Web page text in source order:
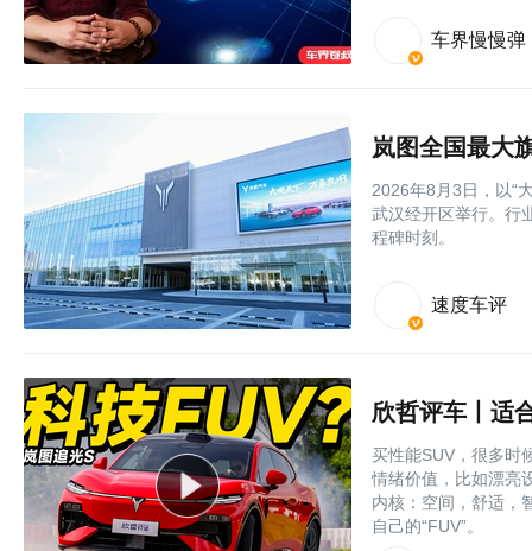
车界慢慢弹
岚图全国最大
2026年8月3日，以“
武汉经开区举行。行
程碑时刻。
速度车评
欣哲评车丨适
买性能SUV，很多时
情绪价值，比如漂亮
内核：空间，舒适，
自己的“FUV”。